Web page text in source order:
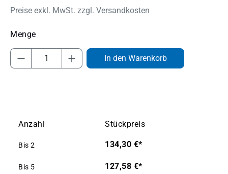
Preise exkl. MwSt. zzgl. Versandkosten
Produkt Anzahl: Gib den gewünschten
In den Warenkorb
Anzahl Stückpreis
Bis 2 134,30 €*
Bis 5 127,58 €*